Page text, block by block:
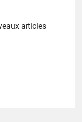
articles